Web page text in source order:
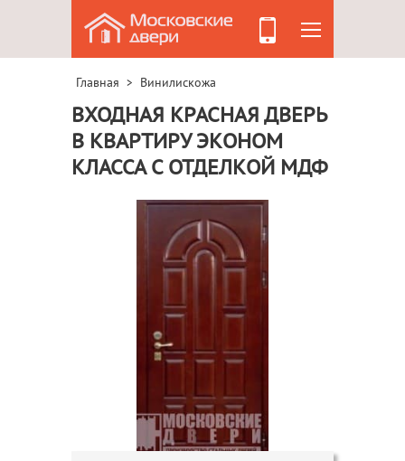
Главная > Винилискожа
ВХОДНАЯ КРАСНАЯ ДВЕРЬ
В КВАРТИРУ ЭКОНОМ
КЛАССА С ОТДЕЛКОЙ МДФ